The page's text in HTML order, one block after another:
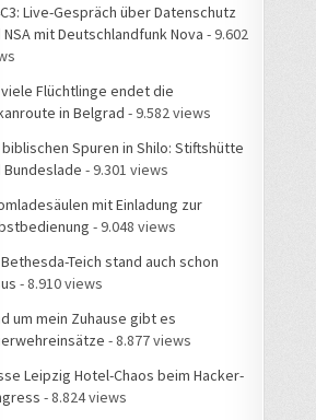
Live-Gespräch über Datenschutz
NSA mit Deutschlandfunk Nova - 9.602
Flüchtlinge endet die
in Belgrad - 9.582 views
Spuren in Shilo: Stiftshütte
Bundeslade - 9.301 views
mit Einladung zur
- 9.048 views
Teich stand auch schon
- 8.910 views
um mein Zuhause gibt es
- 8.877 views
Leipzig Hotel-Chaos beim Hacker-
- 8.824 views